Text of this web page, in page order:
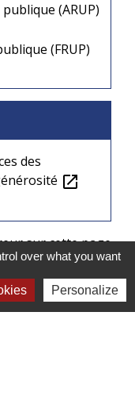
(ARUP)
(FRUP)
des
open_in_new
sur cette page
over what you want
Personalize